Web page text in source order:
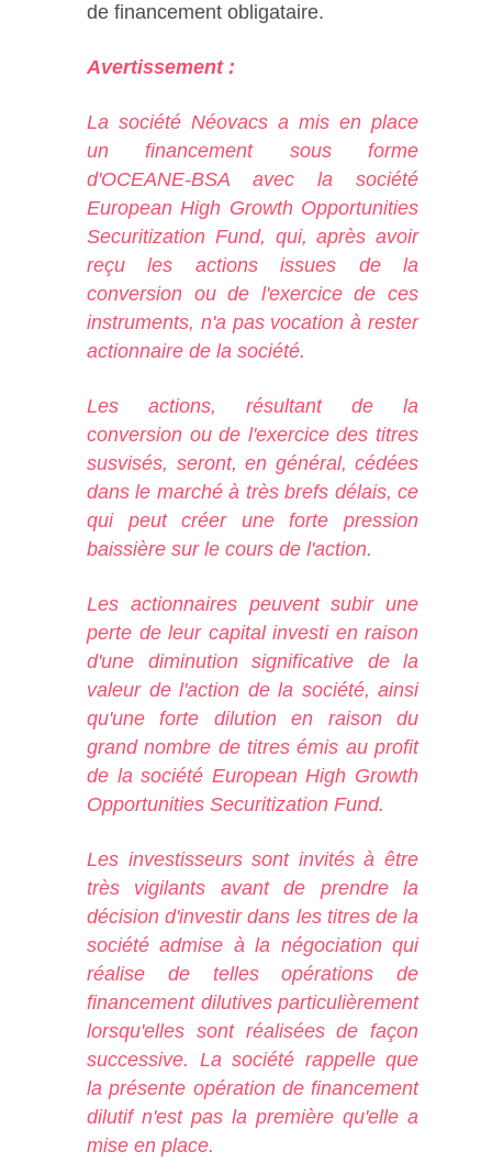
de financement obligataire.
Avertissement :
La société Néovacs a mis en place
un financement sous forme
d'OCEANE-BSA avec la société
European High Growth Opportunities
Securitization Fund, qui, après avoir
reçu les actions issues de la
conversion ou de l'exercice de ces
instruments, n'a pas vocation à rester
actionnaire de la société.
Les actions, résultant de la
conversion ou de l'exercice des titres
susvisés, seront, en général, cédées
dans le marché à très brefs délais, ce
qui peut créer une forte pression
baissière sur le cours de l'action.
Les actionnaires peuvent subir une
perte de leur capital investi en raison
d'une diminution significative de la
valeur de l'action de la société, ainsi
qu'une forte dilution en raison du
grand nombre de titres émis au profit
de la société European High Growth
Opportunities Securitization Fund.
Les investisseurs sont invités à être
très vigilants avant de prendre la
décision d'investir dans les titres de la
société admise à la négociation qui
réalise de telles opérations de
financement dilutives particulièrement
lorsqu'elles sont réalisées de façon
successive. La société rappelle que
la présente opération de financement
dilutif n'est pas la première qu'elle a
mise en place.